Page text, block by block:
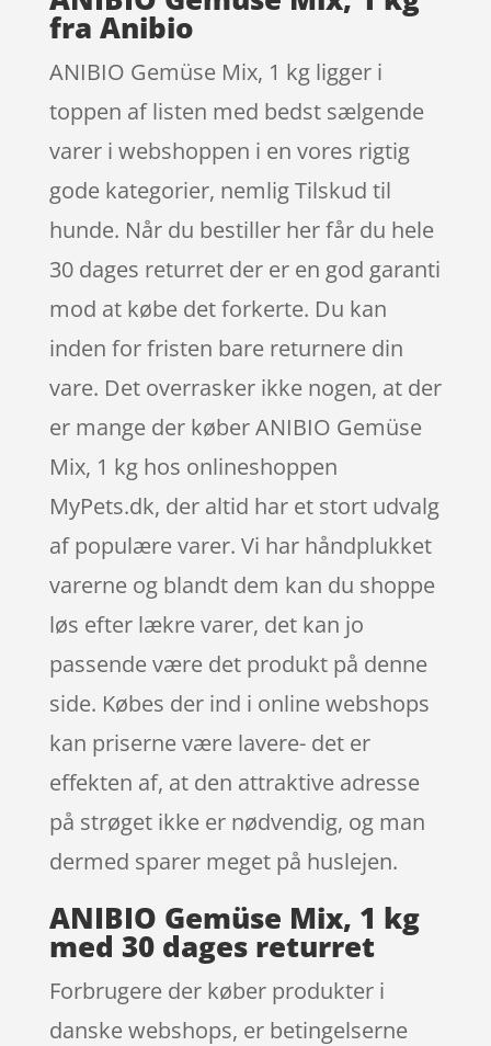
fra Anibio
ANIBIO Gemüse Mix, 1 kg ligger i
toppen af listen med bedst sælgende
varer i webshoppen i en vores rigtig
gode kategorier, nemlig Tilskud til
hunde. Når du bestiller her får du hele
30 dages returret der er en god garanti
mod at købe det forkerte. Du kan
inden for fristen bare returnere din
vare. Det overrasker ikke nogen, at der
er mange der køber ANIBIO Gemüse
Mix, 1 kg hos onlineshoppen
MyPets.dk, der altid har et stort udvalg
af populære varer. Vi har håndplukket
varerne og blandt dem kan du shoppe
løs efter lækre varer, det kan jo
passende være det produkt på denne
side. Købes der ind i online webshops
kan priserne være lavere- det er
effekten af, at den attraktive adresse
på strøget ikke er nødvendig, og man
dermed sparer meget på huslejen.
ANIBIO Gemüse Mix, 1 kg
med 30 dages returret
Forbrugere der køber produkter i
danske webshops, er betingelserne